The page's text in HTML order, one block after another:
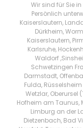
Wir sind für Sie
Persönlich
Kaiserslautern,
Dürkheim,
Kaiserslautern,
Karlsruhe,
Waldorf
Schwetzingen
Darmstadt,
Fulda,
Wetzlar, Oberursel
Hofheim am Taunus,
Limburg an der
Dietzenbach, Bad